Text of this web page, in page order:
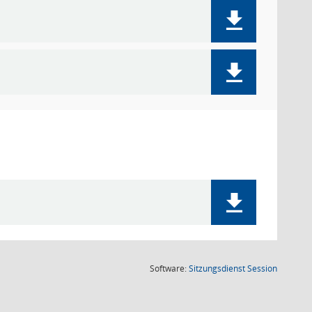
Software:SitzungsdienstSession(Wird in